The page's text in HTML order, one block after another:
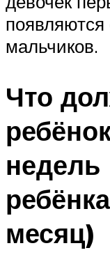
мальчиков.
Что
недель
месяц)